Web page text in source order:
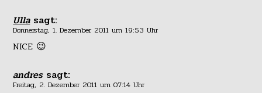
Ulla sagt:
Donnerstag, 1. Dezember 2011 um 19:53 Uhr
NICE 😉
andres sagt:
Freitag, 2. Dezember 2011 um 07:14 Uhr